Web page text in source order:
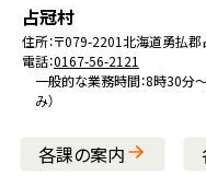
北
海
道
占冠村役
場
住所：〒079-2201北海道勇払
電話：0167-56-2121
一般的な業務時間：8時30分
み）
各課の案内